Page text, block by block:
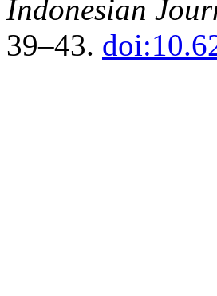
Indonesian
39–43.